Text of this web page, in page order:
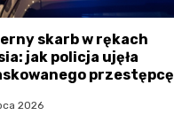
skarb w rękach
jak policja ujęła
przestępcę
2026